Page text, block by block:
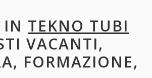
IN TEKNO TUBI
VACANTI,
FORMAZIONE,